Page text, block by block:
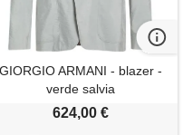
GIORGIO ARMANI - blazer -
verde salvia
624,00 €